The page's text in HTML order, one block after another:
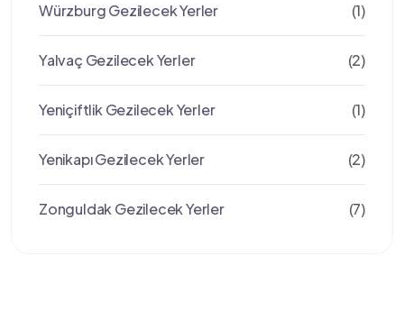
Würzburg Gezilecek Yerler (1)
Yalvaç Gezilecek Yerler (2)
Yeniçiftlik Gezilecek Yerler (1)
Yenikapı Gezilecek Yerler (2)
Zonguldak Gezilecek Yerler (7)